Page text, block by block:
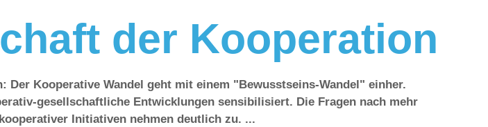
der Kooperation
Kooperative Wandel geht mit einem "Bewusstseins-Wandel" einher.
gesellschaftliche Entwicklungen sensibilisiert. Die Fragen nach mehr
Initiativen nehmen deutlich zu. ...